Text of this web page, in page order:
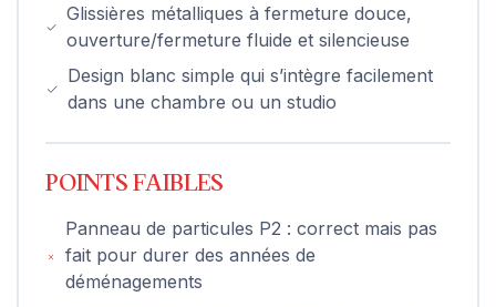
Glissières métalliques à fermeture douce,
ouverture/fermeture fluide et silencieuse
Design blanc simple qui s’intègre facilement
dans une chambre ou un studio
POINTS FAIBLES
Panneau de particules P2 : correct mais pas
fait pour durer des années de
déménagements